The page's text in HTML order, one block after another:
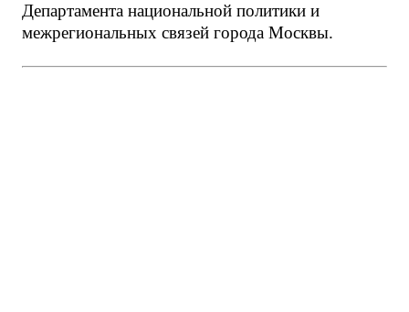
Департамента национальной политики и
межрегиональных связей города Москвы.